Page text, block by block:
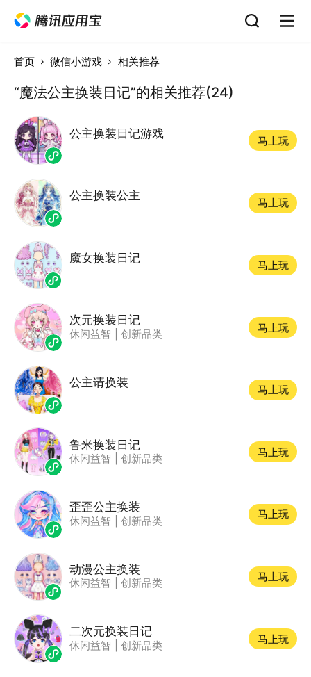
首页 微信小游戏 相关推荐
“魔法公主换装日记”的相关推荐(24)
公主换装日记游戏
马上玩
公主换装公主
马上玩
魔女换装日记
马上玩
次元换装日记
休闲益智 创新品类
马上玩
公主请换装
马上玩
鲁米换装日记
休闲益智 创新品类
马上玩
歪歪公主换装
休闲益智 创新品类
马上玩
动漫公主换装
休闲益智 创新品类
马上玩
二次元换装日记
休闲益智 创新品类
马上玩